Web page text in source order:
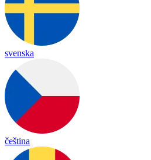
svenska
čeština